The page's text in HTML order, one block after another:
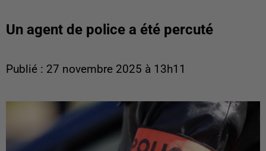
Un agent de police a été percuté
Publié : 27 novembre 2025 à 13h11